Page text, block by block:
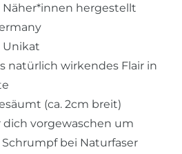
hergestellt
Unikat
natürlich wirkendes Flair in
(ca. 2cm breit)
dich vorgewaschen um
bei Naturfaser